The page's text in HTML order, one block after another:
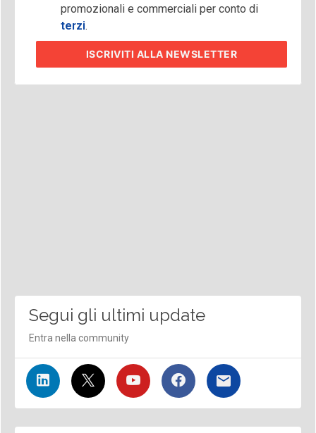
promozionali e commerciali per conto di
terzi.
ISCRIVITI ALLA NEWSLETTER
Segui gli ultimi update
Entra nella community